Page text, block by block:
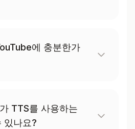
에 충분한가
TTS를 사용하는
있나요?